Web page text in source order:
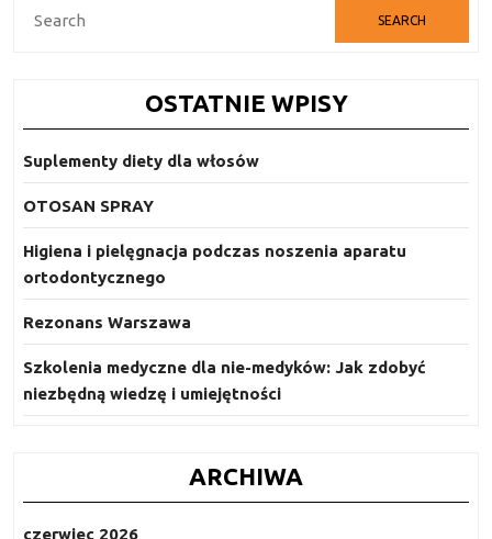
Search
OSTATNIE WPISY
Suplementy diety dla włosów
OTOSAN SPRAY
Higiena i pielęgnacja podczas noszenia aparatu
ortodontycznego
Rezonans Warszawa
Szkolenia medyczne dla nie-medyków: Jak zdobyć
niezbędną wiedzę i umiejętności
ARCHIWA
czerwiec 2026